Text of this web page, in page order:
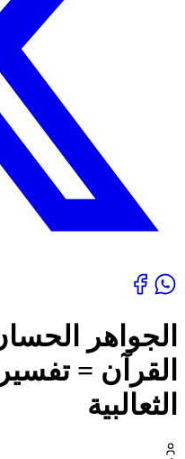
الجواهر
القرآن =
الثعالبية